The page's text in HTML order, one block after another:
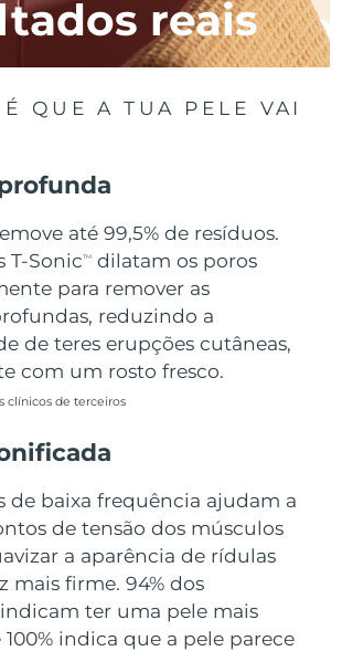
reais
QUE A TUA PELE VAI
até 99,5% de resíduos.
T-SonicTM
dilatam os poros
para remover as
reduzindo a
de teres erupções cutâneas,
com um rosto fresco.
clínicos de terceiros
de baixa frequência ajudam a
de tensão dos músculos
a aparência de rídulas
mais firme. 94% dos
ter uma pele mais
indica que a pele parece
Entrega prevista08.08.2026
Entrega prevista
Entrega prevista 12.08.2026
Entrega prevista
Entrega prevista 08.08.2026
Entrega prevista
Entrega prevista
Entrega prevista11.08.2026
Entrega prevista11.08.2026
Entrega prevista09.08.2026